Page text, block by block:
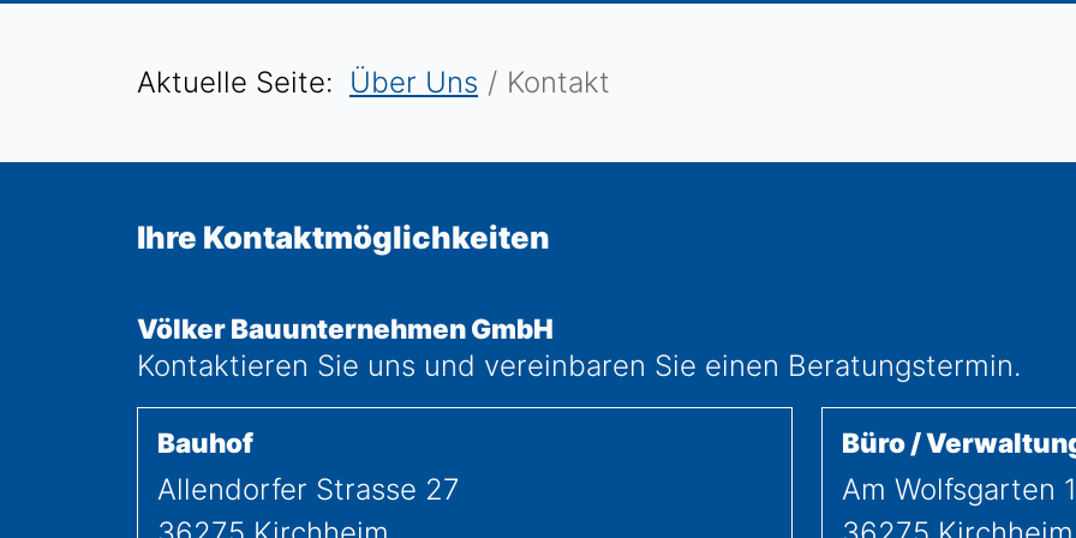
Aktuelle Seite: Über Uns Kontakt
Ihre Kontaktmöglichkeiten
Völker Bauunternehmen GmbH
Kontaktieren Sie uns und vereinbaren Sie einen Beratungstermin.
Bauhof
Allendorfer Strasse 27
Büro /
Am Wolfsgarten 1